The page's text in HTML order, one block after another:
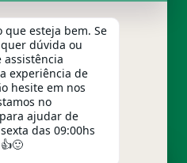
PAGAMENTOS E
no FAQ!
que esteja bem. Se
dúvida ou
assistência
experiência de
hesite em nos
no
ajudar de
das 09:00hs